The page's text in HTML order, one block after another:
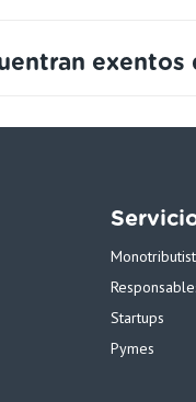
exentos
Startups
Pymes